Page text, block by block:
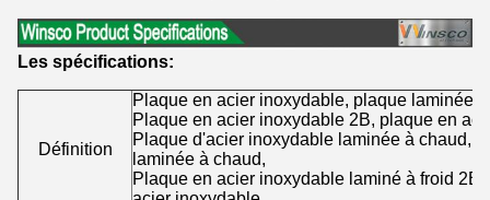
Les spécifications:
Définition
Plaque en acier inoxydable, plaque laminée
Plaque en acier inoxydable 2B, plaque en
Plaque d'acier inoxydable laminée à chaud,
laminée à chaud,
Plaque en acier inoxydable laminé à froid